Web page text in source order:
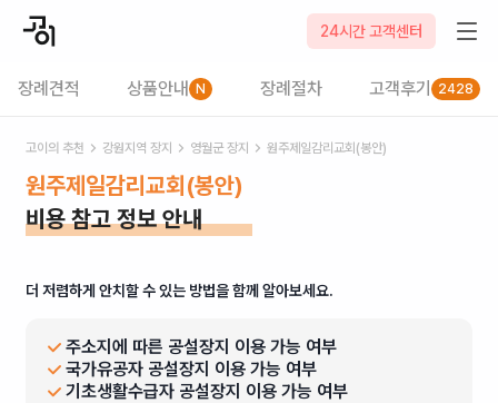
24시간 고객센터
장례견적 상품안내 N 장례절차 고객후기 2428
고이의 추천 강원지역 장지 영월군 장지 원주제일감리교회(봉안)
원주제일감리교회(봉안)
비용 참고 정보 안내
더 저렴하게 안치할 수 있는 방법을 함께 알아보세요.
주소지에 따른 공설장지 이용 가능 여부
국가유공자 공설장지 이용 가능 여부
기초생활수급자 공설장지 이용 가능 여부